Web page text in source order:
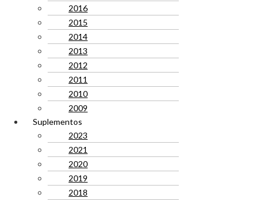
2016
2015
2014
2013
2012
2011
2010
2009
Suplementos
2023
2021
2020
2019
2018